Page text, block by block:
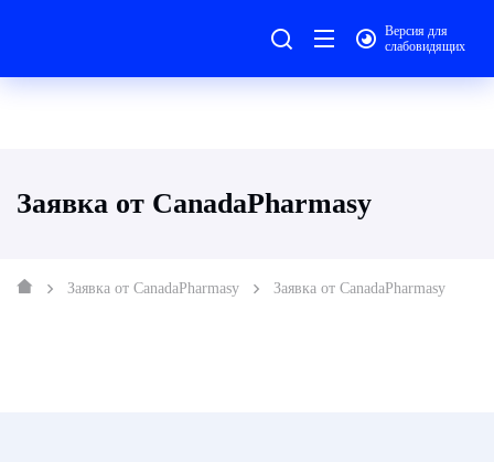
Версия для
слабовидящих
Заявка от CanadaPharmasy
Заявка от CanadaPharmasy Заявка от CanadaPharmasy